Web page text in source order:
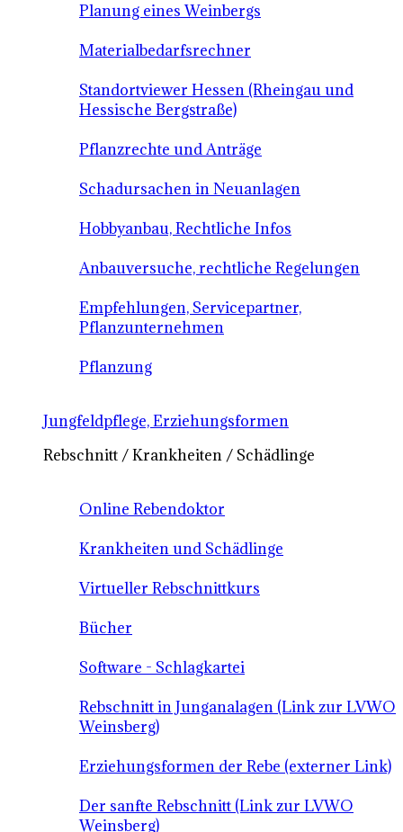
Planung eines Weinbergs
Materialbedarfsrechner
Standortviewer Hessen (Rheingau und
Hessische Bergstraße)
Pflanzrechte und Anträge
Schadursachen in Neuanlagen
Hobbyanbau, Rechtliche Infos
Anbauversuche, rechtliche Regelungen
Empfehlungen, Servicepartner,
Pflanzunternehmen
Pflanzung
Jungfeldpflege, Erziehungsformen
Rebschnitt / Krankheiten / Schädlinge
Online Rebendoktor
Krankheiten und Schädlinge
Virtueller Rebschnittkurs
Bücher
Software - Schlagkartei
Rebschnitt in Junganalagen (Link zur LVWO
Weinsberg)
Erziehungsformen der Rebe (externer Link)
Der sanfte Rebschnitt (Link zur LVWO
Weinsberg)